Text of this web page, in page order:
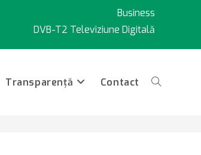
Business
DVB-T2 Televiziune Digitală
Transparență Contact Toggle